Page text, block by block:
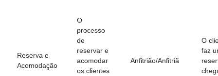
Reserva e
Acomodação
O
processo
de
reservar e
acomodar
os clientes
Anfitrião/Anfitriã
O
faz